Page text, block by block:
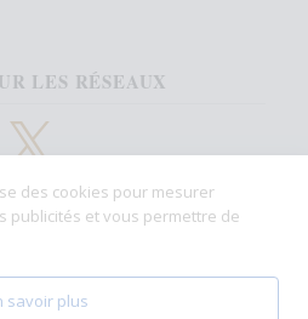
LES RÉSEAUX
X
parWordPress
des cookies pour mesurer
publicités et vous permettre de
savoir plus